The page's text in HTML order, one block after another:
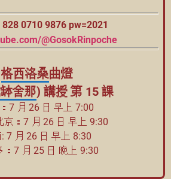
828 0710 9876 pw=2021
@GosokRinpoche
格西洛桑曲燈
舍那) 講授 第 15 課
7 月 26 日 早上 7:00
京：7 月 26 日 早上 9:30
7 月 26 日 早上 8:30
：7 月 25 日 晚上 9:30